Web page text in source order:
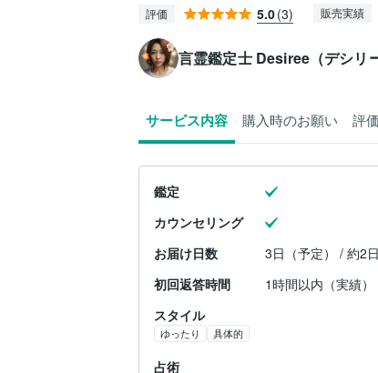
評価 5.0(3) 販売実績
言霊鑑定士 Desiree（デシリ
サービス内容 購入時のお願い 評
鑑定
カウンセリング
お届け日数
3日（予定） / 約2日
初回返答時間
1時間以内（実績）
スタイル
ゆったり 具体的
占術